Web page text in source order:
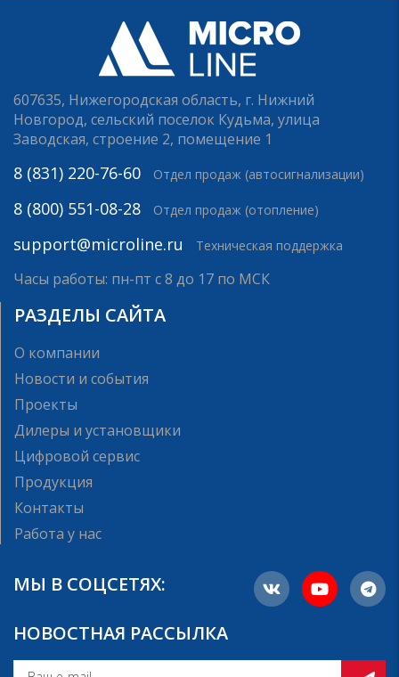
607635, Нижегородская область, г. Нижний
Новгород, сельский поселок Кудьма, улица
Заводская, строение 2, помещение 1
8 (831) 220-76-60 Отдел продаж (автосигнализации)
8 (800) 551-08-28 Отдел продаж (отопление)
support@microline.ru Техническая поддержка
Часы работы: пн-пт с 8 до 17 по МСК
РАЗДЕЛЫ САЙТА
О компании
Новости и события
Проекты
Дилеры и установщики
Цифровой сервис
Продукция
Контакты
Работа у нас
МЫ В СОЦСЕТЯХ:
НОВОСТНАЯ РАССЫЛКА